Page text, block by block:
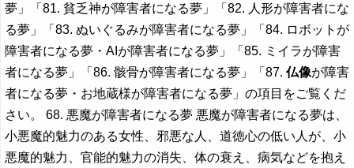
夢」「81. 貧乏神が障害者になる夢」「82. 人形が障害者にな
る夢」「83. ぬいぐるみが障害者になる夢」「84. ロボットが
障害者になる夢・AIが障害者になる夢」「85. ミイラが障害
者になる夢」「86. 骸骨が障害者になる夢」「87.仏像が障害
者になる夢・お地蔵様が障害者になる夢」の項目をご覧くだ
さい。 68. 悪魔が障害者になる夢 悪魔が障害者になる夢は、
小悪魔的魅力のある女性、邪悪な人、道徳心の低い人が、小
悪魔的魅力、官能的魅力の消失、体の衰え、病気などを抱え